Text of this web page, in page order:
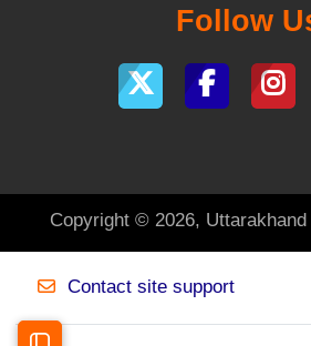
Follow
Copyright © 2026,
Contact site support